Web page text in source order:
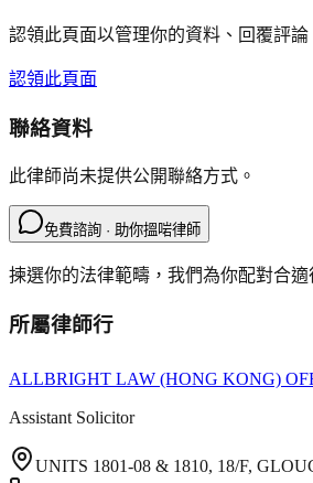
認領此頁面以管理你的資料、回覆評
認領此頁面
聯絡資料
此律師尚未提供公開聯絡方式。
免費諮詢 · 助你搵啱律師
揀選你的法律範疇，我們為你配對合適
所屬律師行
ALLBRIGHT LAW (HONG KONG)
Assistant Solicitor
UNITS 1801-08 & 1810, 18/F,